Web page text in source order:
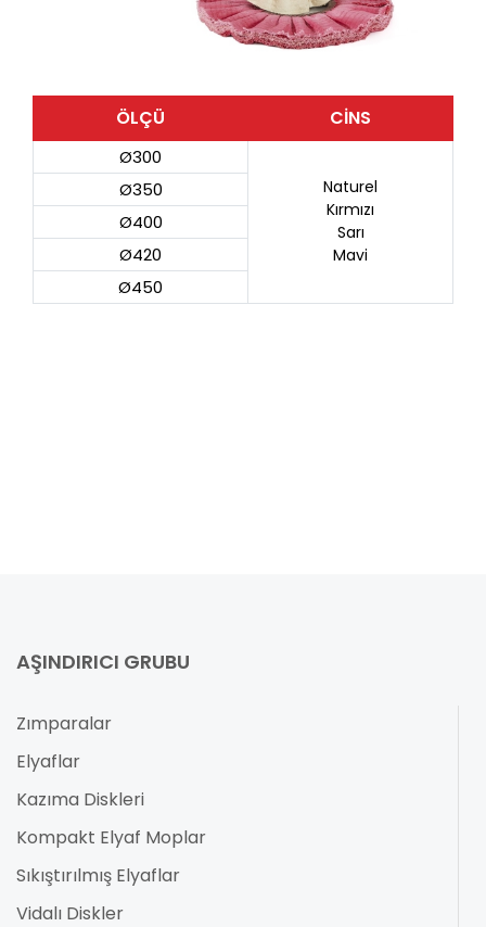
ÖLÇÜ CİNS
Ø300
Naturel
Kırmızı
Sarı
Mavi
Ø350
Ø400
Ø420
Ø450
AŞINDIRICI GRUBU
Zımparalar
Elyaflar
Kazıma Diskleri
Kompakt Elyaf Moplar
Sıkıştırılmış Elyaflar
Vidalı Diskler